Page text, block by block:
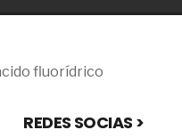
fluorídrico
REDES SOCIAS >